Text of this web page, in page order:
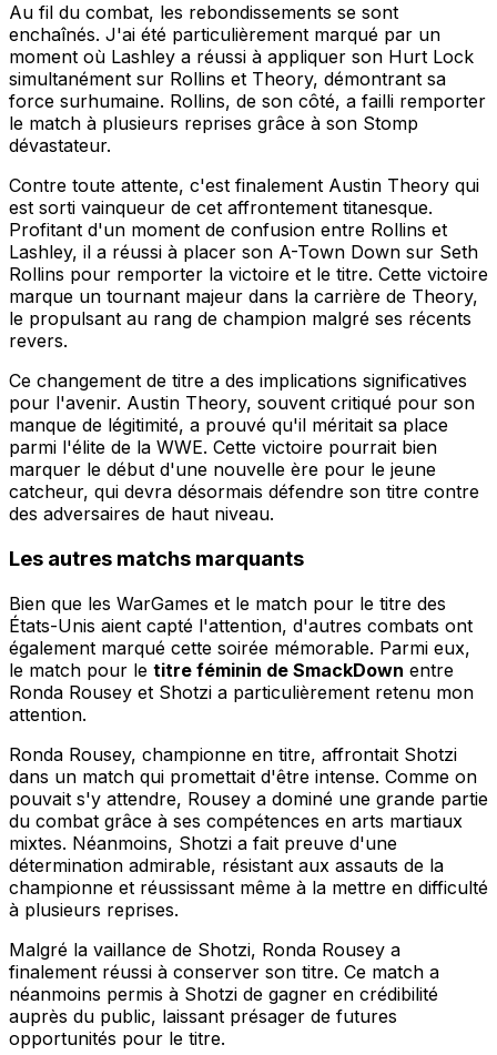
Au fil du combat, les rebondissements se sont
enchaînés. J'ai été particulièrement marqué par un
moment où Lashley a réussi à appliquer son Hurt Lock
simultanément sur Rollins et Theory, démontrant sa
force surhumaine. Rollins, de son côté, a failli remporter
le match à plusieurs reprises grâce à son Stomp
dévastateur.
Contre toute attente, c'est finalement Austin Theory qui
est sorti vainqueur de cet affrontement titanesque.
Profitant d'un moment de confusion entre Rollins et
Lashley, il a réussi à placer son A-Town Down sur Seth
Rollins pour remporter la victoire et le titre. Cette victoire
marque un tournant majeur dans la carrière de Theory,
le propulsant au rang de champion malgré ses récents
revers.
Ce changement de titre a des implications significatives
pour l'avenir. Austin Theory, souvent critiqué pour son
manque de légitimité, a prouvé qu'il méritait sa place
parmi l'élite de la WWE. Cette victoire pourrait bien
marquer le début d'une nouvelle ère pour le jeune
catcheur, qui devra désormais défendre son titre contre
des adversaires de haut niveau.
Les autres matchs marquants
Bien que les WarGames et le match pour le titre des
États-Unis aient capté l'attention, d'autres combats ont
également marqué cette soirée mémorable. Parmi eux,
le match pour le titre féminin de SmackDown entre
Ronda Rousey et Shotzi a particulièrement retenu mon
attention.
Ronda Rousey, championne en titre, affrontait Shotzi
dans un match qui promettait d'être intense. Comme on
pouvait s'y attendre, Rousey a dominé une grande partie
du combat grâce à ses compétences en arts martiaux
mixtes. Néanmoins, Shotzi a fait preuve d'une
détermination admirable, résistant aux assauts de la
championne et réussissant même à la mettre en difficulté
à plusieurs reprises.
Malgré la vaillance de Shotzi, Ronda Rousey a
finalement réussi à conserver son titre. Ce match a
néanmoins permis à Shotzi de gagner en crédibilité
auprès du public, laissant présager de futures
opportunités pour le titre.